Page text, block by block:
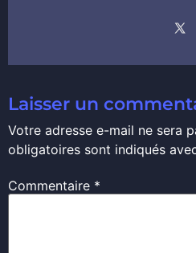
Laisser un
Votre adresse e-mail ne sera
obligatoires sont indiqués
Commentaire *